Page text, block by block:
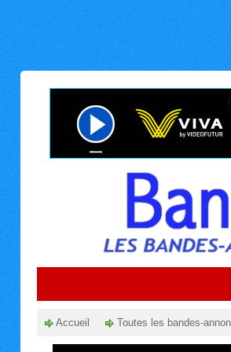
Accueil Toutes les bandes-